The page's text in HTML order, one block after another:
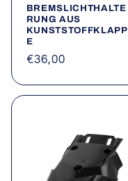
BREMSLICHTHALTE
RUNG AUS
KUNSTSTOFFKLAPP
E
Normaler
€36,00